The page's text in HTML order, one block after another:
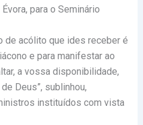
para o Seminário
de acólito que ides receber é
e para manifestar ao
a vossa disponibilidade,
Deus”, sublinhou,
instituídos com vista